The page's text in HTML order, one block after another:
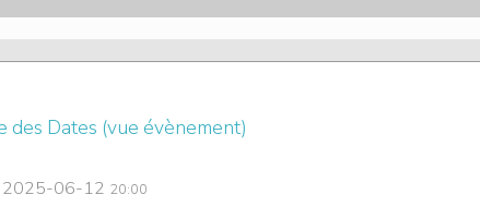
des Dates (vue évènement)
2025-06-12 20:00